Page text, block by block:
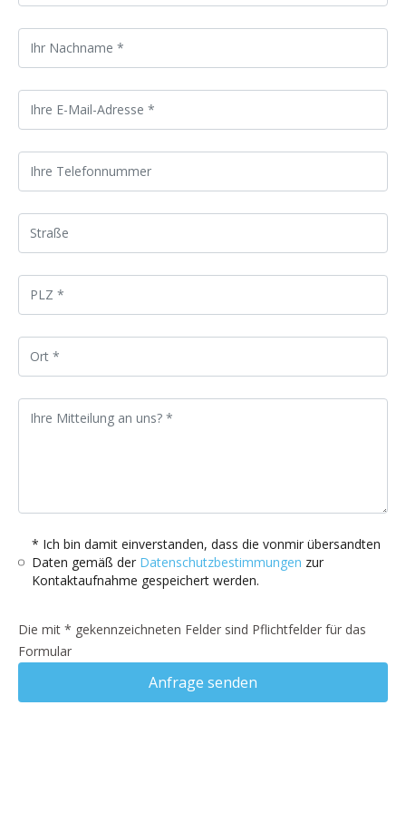
* Ich bin damit einverstanden, dass die vonmir übersandten
Daten gemäß der Datenschutzbestimmungen zur
Kontaktaufnahme gespeichert werden.
Die mit * gekennzeichneten Felder sind Pflichtfelder für das
Formular
Anfrage senden